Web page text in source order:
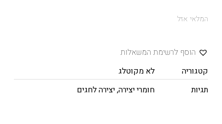
המלאי אזל
הוסף לרשימת המשאלות
קטגוריה
לא מקוטלג
תגיות
חומרי יצירה,יצירה לחגים